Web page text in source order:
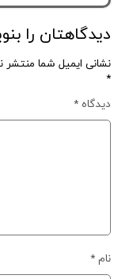
دیدگاهتان را
نشانی ایمیل شما
*
دیدگاه*
نام*